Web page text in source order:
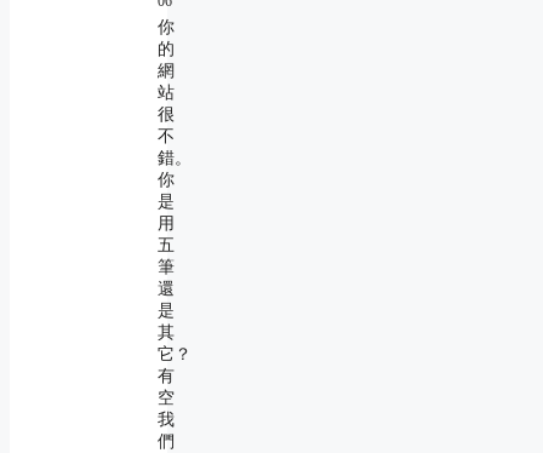
你
的
網
站
很
不
錯。
你
是
用
五
筆
還
是
其
它？
有
空
我
們